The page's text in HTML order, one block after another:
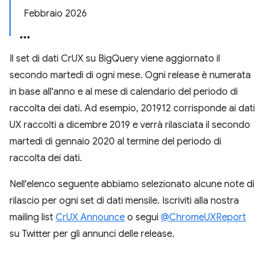
Febbraio 2026
Il set di dati CrUX su BigQuery viene aggiornato il
secondo martedì di ogni mese. Ogni release è numerata
in base all'anno e al mese di calendario del periodo di
raccolta dei dati. Ad esempio, 201912 corrisponde ai dati
UX raccolti a dicembre 2019 e verrà rilasciata il secondo
martedì di gennaio 2020 al termine del periodo di
raccolta dei dati.
Nell'elenco seguente abbiamo selezionato alcune note di
rilascio per ogni set di dati mensile. Iscriviti alla nostra
mailing list CrUX Announce o segui @ChromeUXReport
su Twitter per gli annunci delle release.